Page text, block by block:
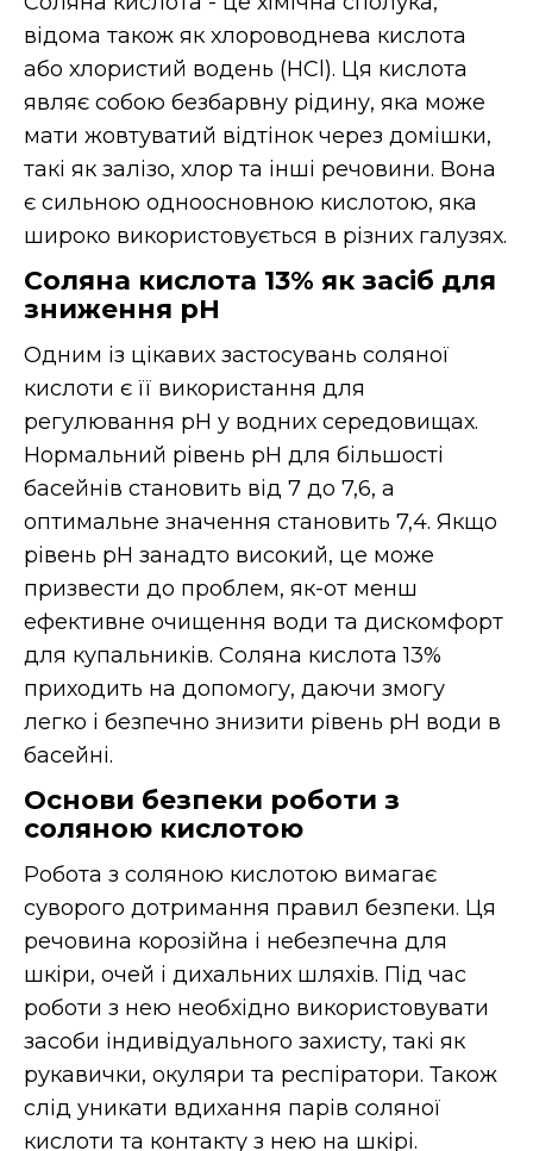
відома також як хлороводнева кислота
або хлористий водень (HCl). Ця кислота
являє собою безбарвну рідину, яка може
мати жовтуватий відтінок через домішки,
такі як залізо, хлор та інші речовини. Вона
є сильною одноосновною кислотою, яка
широко використовується в різних галузях.
Соляна кислота 13% як засіб для
зниження pH
Одним із цікавих застосувань соляної
кислоти є її використання для
регулювання pH у водних середовищах.
Нормальний рівень pH для більшості
басейнів становить від 7 до 7,6, а
оптимальне значення становить 7,4. Якщо
рівень pH занадто високий, це може
призвести до проблем, як-от менш
ефективне очищення води та дискомфорт
для купальників. Соляна кислота 13%
приходить на допомогу, даючи змогу
легко і безпечно знизити рівень pH води в
басейні.
Основи безпеки роботи з
соляною кислотою
Робота з соляною кислотою вимагає
суворого дотримання правил безпеки. Ця
речовина корозійна і небезпечна для
шкіри, очей і дихальних шляхів. Під час
роботи з нею необхідно використовувати
засоби індивідуального захисту, такі як
рукавички, окуляри та респіратори. Також
слід уникати вдихання парів соляної
кислоти та контакту з нею на шкірі.